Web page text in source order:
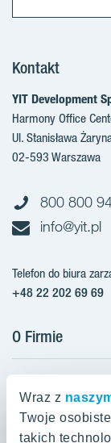
Wraz z
Twoje
takich
Kontakt
YIT Development
Harmony Office
Ul. Stanisława
02-593 Warszawa
800 800
info@yit.pl
Telefon do biura
+48 22 202 69 69
O Firmie
Projekty w
Projekty
Aktualności
Projekty w
Aroma Park
Oferty